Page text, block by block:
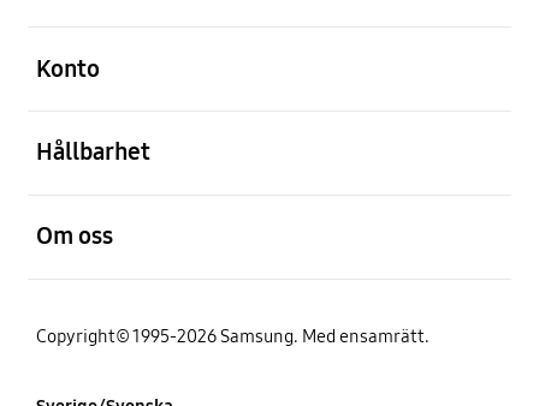
Konto
Hållbarhet
Om oss
Copyright© 1995-2026 Samsung. Med ensamrätt.